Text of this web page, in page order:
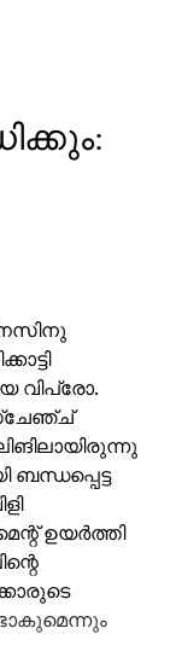
വിപ്രോ.
ഉയര്‍ത്തി